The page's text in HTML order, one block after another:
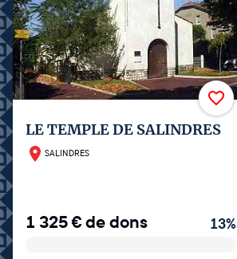
LE TEMPLE DE SALINDRES
SALINDRES
1 325€de dons 13%